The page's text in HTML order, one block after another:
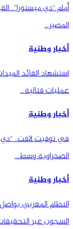
أمام “دي ميستورا”..
المصير…
أخبار وطنية
استشهاد القائد
عمليات قتالية…
أخبار وطنية
في توقيت لافت.. “دي
الصحراوية وسط…
أخبار وطنية
النظام المغربي
السجون عبر